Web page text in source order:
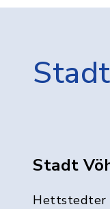
Stadt
Hettstedter